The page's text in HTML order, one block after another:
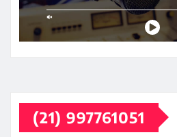
(21) 997761051